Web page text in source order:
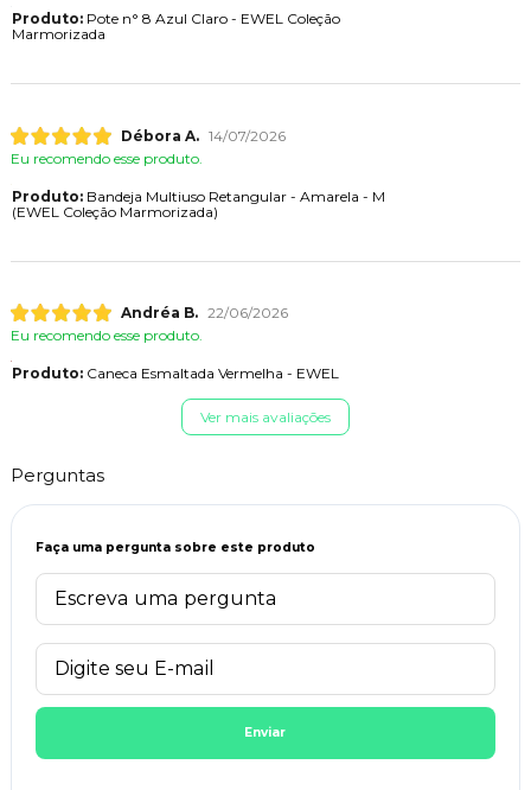
Produto:Pote n° 8 Azul Claro - EWEL Coleção
Marmorizada
Débora A. 14/07/2026
Eu recomendo esse produto.
Produto:Bandeja Multiuso Retangular - Amarela - M
(EWEL Coleção Marmorizada)
Andréa B. 22/06/2026
Eu recomendo esse produto.
Produto:Caneca Esmaltada Vermelha - EWEL
Ver mais avaliações
Perguntas
Faça uma pergunta sobre este produto
Enviar